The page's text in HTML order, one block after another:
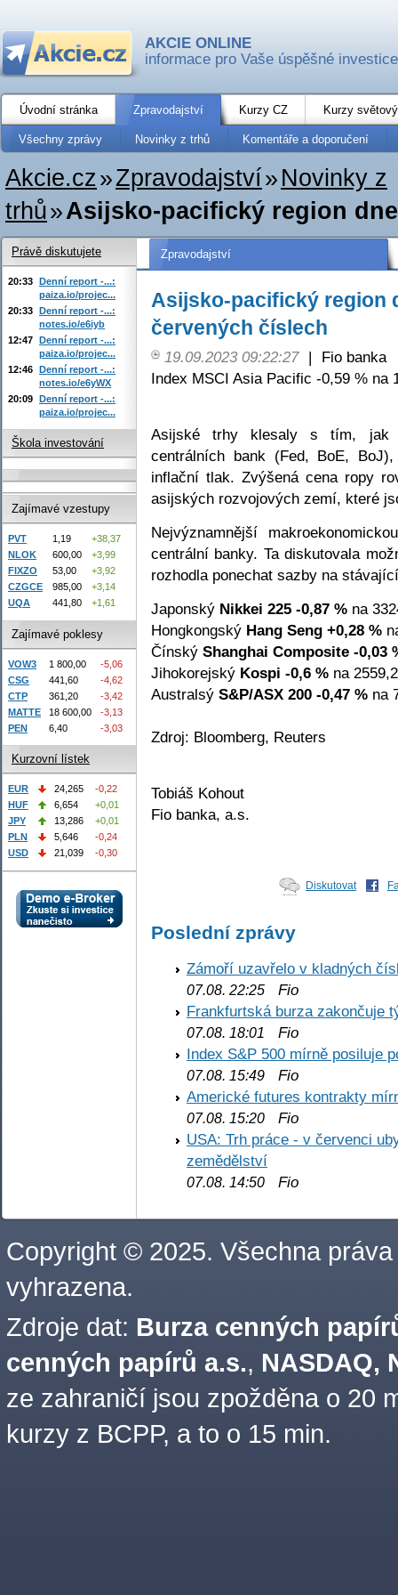
AKCIE ONLINE
informace pro Vaše úspěšné investice
Úvodní stránka Zpravodajství Kurzy CZ Kurzy
Všechny zprávy Novinky z trhů Komentáře a doporučení
Akcie.cz»Zpravodajství» Novinky z
trhů»Asijsko-pacifický region
Zpravodajství
Asijsko-pacifický region
červených číslech
19.09.2023 09:22:27 |
Fio banka
Index MSCI Asia Pacific -0,59 % na
Asijské trhy klesaly s tím, jak
centrálních bank (Fed, BoE,
inflační tlak. Zvýšená cena ropy
asijských rozvojových zemí, které
Nejvýznamnější
centrální banky. Ta diskutovala
rozhodla ponechat sazby na
Japonský Nikkei 225 -0,87 % na
Hongkongský Hang Seng +0,28 %
Čínský Shanghai Composite -0,03
Jihokorejský Kospi -0,6 % na
Australsý S&P/ASX 200 -0,47 % na
Zdroj: Bloomberg, Reuters
Tobiáš Kohout
Fio banka, a.s.
Diskutovat
Poslední zprávy
Zámoří uzavřelo v kladných
07.08. 22:25 Fio
Frankfurtská burza zakončuje
07.08. 18:01
Fio
Index S&P 500 mírně posiluje
07.08. 15:49 Fio
Americké futures kontrakty
07.08. 15:20 Fio
USA: Trh práce - v červenci
zemědělství
07.08. 14:50 Fio
Právě diskutujete
20:33 Denní report -...:
paiza.io/projec...
20:33 Denní report -...:
notes.io/e6iyb
12:47 Denní report -...:
paiza.io/projec...
12:46 Denní report -...:
notes.io/e6yWX
20:09 Denní report -...:
paiza.io/projec...
Škola investování
Zajímavé vzestupy
PVT 1,19
+38,37
NLOK
600,00
+3,99
FIXZO
53,00
+3,92
CZGCE
985,00
+3,14
UQA
441,80 +1,61
Zajímavé poklesy
VOW3 1 800,00
-5,06
CSG
441,60
-4,62
CTP
361,20
-3,42
MATTE
18 600,00
-3,13
PEN
6,40 -3,03
Kurzovní lístek
EUR 24,265
-0,22
HUF
6,654
+0,01
JPY
13,286
+0,01
PLN
5,646
-0,24
USD
21,039 -0,30
Copyright © 2025. Všechna práva
vyhrazena.
Zdroje dat: Burza cenných
cenných papírů a.s., NASDAQ,
ze zahraničí jsou zpožděna o 20
kurzy z BCPP, a to o 15 min.